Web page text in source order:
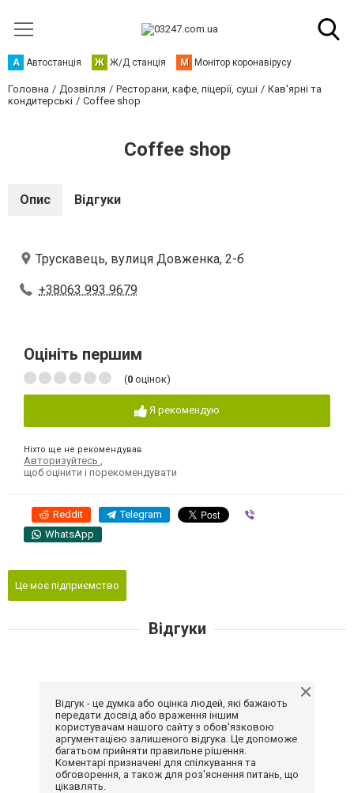
А Автостанція Ж Ж/Д станція М Монітор коронавірусу
Головна Дозвілля Ресторани, кафе, піцерії, суші
Кав'ярні та
кондитерські
Coffee shop
Coffee shop
Опис Відгуки
Трускавець, вулиця Довженка, 2-б
+38063 993 9679
Оцініть першим
(0 оцінок)
Я рекомендую
Ніхто ще не рекомендував
Авторизуйтесь
щоб оцінити і порекомендувати
Reddit Telegram
WhatsApp
Це моє підприємство
Відгуки
Відгук - це думка або оцінка людей, які бажають
передати досвід або враження іншим
користувачам нашого сайту з обов'язковою
аргументацією залишеного відгука. Це допоможе
багатьом прийняти правильне рішення.
Коментарі призначені для спілкування та
обговорення, а також для роз'яснення питань, що
цікавлять.